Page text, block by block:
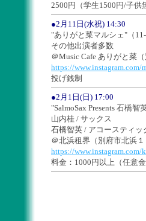
2500円（学生1500円/子供
●2月11日(水祝) 14:30
"ありがと菜マルシェ"（
その他出演者多数
＠Music Cafe ありがと菜
https://www.instagram.com/
投げ銭制
●2月1日(日) 17:00
"SalmoSax Presents 石橋智
山内桂 / サックス
石橋智英 / アコースティッ
＠北浜租界（別府市北浜
https://www.instagram.com/
料金：1000円以上（任意